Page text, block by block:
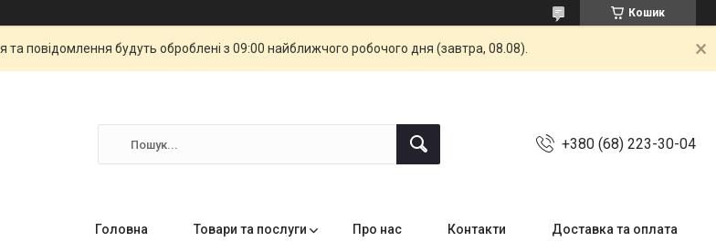
Кошик
та повідомлення будуть оброблені з 09:00 найближчого робочого дня (завтра, 08.08).
+380 (68) 223-30-04
Головна Товари та послуги Про нас Контакти Доставка та оплата